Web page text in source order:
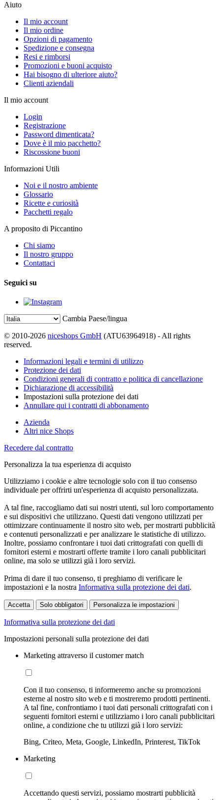
Aiuto
Il mio account
Il mio ordine
Opzioni di pagamento
Spedizione e consegna
Resi e rimborsi
Promozioni e buoni acquisto
Hai bisogno di ulteriore aiuto?
Clienti aziendali
Il mio account
Login
Registrazione
Password dimenticata?
Dove è il mio pacchetto?
Riscossione buoni
Informazioni Utili
Noi e il nostro ambiente
Glossario
Ricette e curiosità
Pacchetti regalo
A proposito di Piccantino
Chi siamo
Il nostro gruppo
Contattaci
Seguici su
Cambia Paese/lingua
© 2010-2026 niceshops GmbH (ATU63964918) - All rights
reserved.
Informazioni legali e termini di utilizzo
Protezione dei dati
Condizioni generali di contratto e politica di cancellazione
Dichiarazione di accessibilità
Impostazioni sulla protezione dei dati
Annullare qui i contratti di abbonamento
Azienda
Altri nice Shops
Recedere dal contratto
Personalizza la tua esperienza di acquisto
Utilizziamo i cookie e altre tecnologie solo con il tuo consenso
individuale per offrirti un'esperienza di acquisto personalizzata.
A tal fine, raccogliamo dati sui nostri utenti, sul loro comportamento
e sui dispositivi che utilizzano. Questi dati vengono utilizzati per
ottimizzare continuamente il nostro sito web, per mostrarti pubblicità
e contenuti personalizzati e per analizzare le statistiche di utilizzo.
Inoltre, possiamo confrontare i tuoi dati crittografati con quelli di
fornitori esterni e mostrarti offerte tramite i loro canali pubblicitari
online, ma solo se utilizzi già i loro servizi.
Prima di dare il tuo consenso, ti preghiamo di verificare le
impostazioni e la nostra Informativa sulla protezione dei dati.
Accetta Solo obbligatori Personalizza le impostazioni
Informativa sulla protezione dei dati
Impostazioni personali sulla protezione dei dati
Marketing attraverso il customer match
Con il tuo consenso, ti informeremo anche su promozioni
esterne al nostro sito web e ti mostreremo prodotti pertinenti.
A tal fine, confrontiamo i tuoi dati personali crittografati con i
seguenti fornitori esterni e utilizziamo i loro canali pubblicitari
online, a condizione che tu utilizzi già i loro servizi:
Bing, Criteo, Meta, Google, LinkedIn, Printerest, TikTok
Marketing
Accettando questi servizi, possiamo mostrarti pubblicità